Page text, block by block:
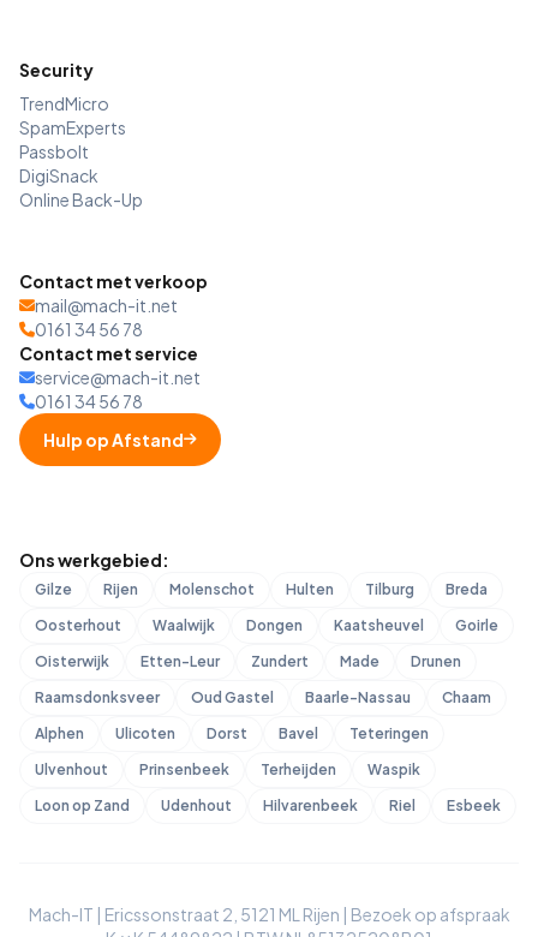
Security
TrendMicro
SpamExperts
Passbolt
DigiSnack
Online Back-Up
Contact met verkoop
mail@mach-it.net
0161 34 56 78
Contact met service
service@mach-it.net
0161 34 56 78
Hulp op Afstand
Ons werkgebied:
Gilze Rijen Molenschot Hulten Tilburg
Breda
Oosterhout
Waalwijk Dongen Kaatsheuvel
Goirle
Oisterwijk
Etten-Leur Zundert Made
Drunen
Raamsdonksveer
Oud Gastel Baarle-Nassau
Chaam
Alphen
Ulicoten Dorst Bavel
Teteringen
Ulvenhout
Prinsenbeek Terheijden
Waspik
Loon op Zand
Udenhout Hilvarenbeek Riel Esbeek
Mach-IT | Ericssonstraat 2, 5121 ML Rijen | Bezoek op afspraak